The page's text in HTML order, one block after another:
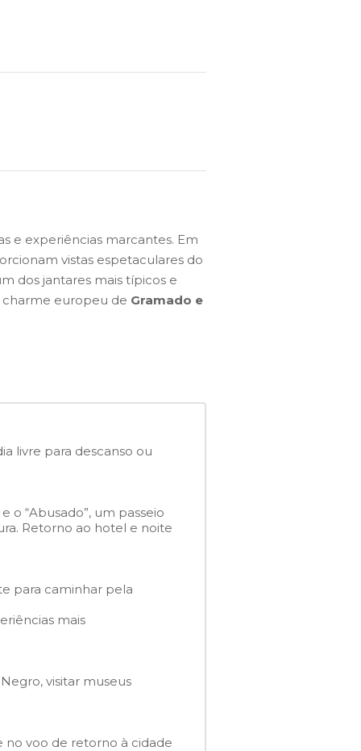
e experiências marcantes. Em
vistas espetaculares do
dos jantares mais típicos e
charme europeu de Gramado e
livre para descanso ou
o “Abusado”, um passeio
Retorno ao hotel e noite
para caminhar pela
mais
visitar museus
no voo de retorno à cidade